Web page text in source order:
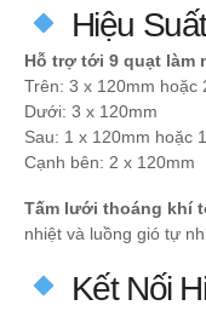
Hiệu
Hỗ trợ tới 9 quạt làm
Trên: 3 x 120mm hoặc
Dưới: 3 x 120mm
Sau: 1 x 120mm hoặc
Cạnh bên: 2 x 120mm
Tấm lưới thoáng khí
nhiệt và luồng gió tự
Kết Nối